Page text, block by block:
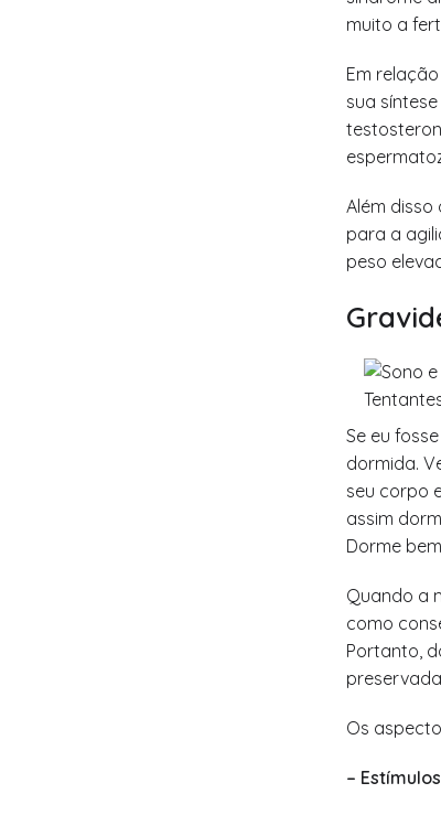
muito a
Em
sua
Além
para a
peso
Se eu
dormida.
seu corpo
assim
Dorme
Quando a
como
Portanto,
Os
–